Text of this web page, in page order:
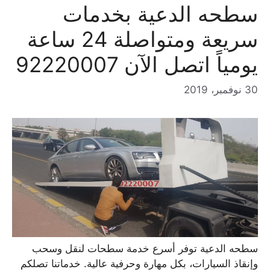
سطحه الدعية بخدمات
سريعة ومتواصلة 24 ساعة
يومياً اتصل الآن 92220007
30 نوفمبر، 2019
سطحه الدعية توفر أسرع خدمة سطحات لنقل وسحب
وإنقاذ السيارات، بكل مهارة وحرفية عالية. خدماتنا تصلكم